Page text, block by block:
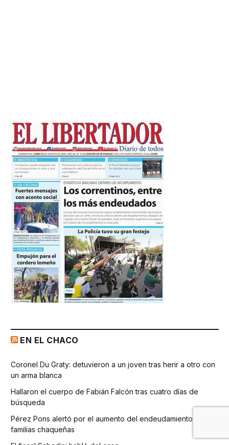
EN EL CHACO
Coronel Du Graty: detuvieron a un joven tras herir a otro con
un arma blanca
Hallaron el cuerpo de Fabián Falcón tras cuatro días de
búsqueda
Pérez Pons alertó por el aumento del endeudamiento de las
familias chaqueñas